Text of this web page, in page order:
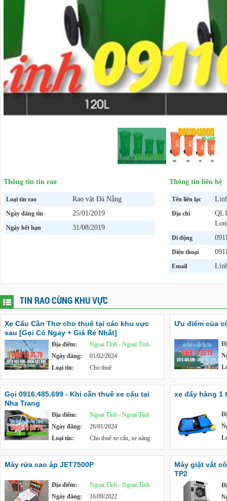
Thông tin tin rao
Loại tin rao Rao vặt Đà Nẵng
Ngày đăng tin 25/01/2019
Ngày hết hạn 31/08/2019
Thông tin liên hệ
Tên liên lạc
Địa chỉ
Di động
Điện thoại
Email
TIN RAO CÙNG KHU VỰC
Xe Cẩu Cần Thơ cho thuê tại các khu vực
sau [Gọi Có Ngay + Giá Rẻ Nhất]
Địa điểm:
Ngoại Tỉnh - Ngoại Tỉnh
Ngày đăng:
01/02/2024
Loại tin:
Cho thuê
Ưu điểm của
Gọi 0916.485.699 - Khi cần thuê xe cẩu tại
Nha Trang
Địa điểm:
Ngoại Tỉnh - Ngoại Tỉnh
Ngày đăng:
26/01/2024
Loại tin:
Cho thuê xe cẩu, xe nâng
xe đẩy hàng 1
Máy rửa cao áp JET7500P
Địa điểm:
Ngoại Tỉnh - Ngoại Tỉnh
Ngày đăng:
16/09/2022
Máy giặt vắt
TP2